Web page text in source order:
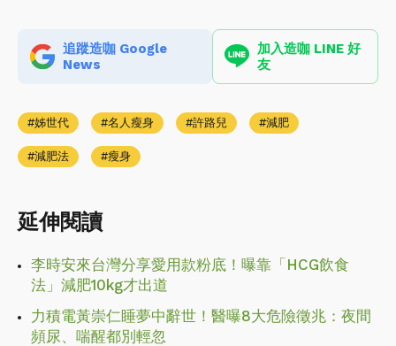
追蹤造咖 Google
News
加入造咖 LINE 好
友
姊世代 名人瘦身 許路兒 減肥
減肥法 瘦身
延伸閱讀
李時安來台灣分享愛用款粉底！曝靠「HCG飲食
法」減肥10kg才出道
力積電黃崇仁睡夢中辭世！醫曝8大危險徵兆：夜間
頻尿、喘醒都別輕忽